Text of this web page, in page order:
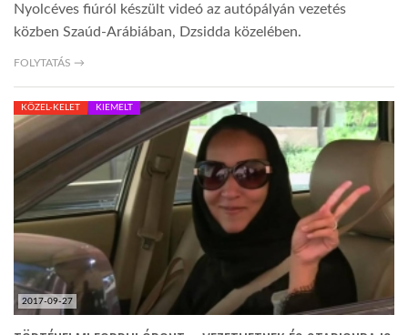
Nyolcéves fiúról készült videó az autópályán vezetés
közben Szaúd-Arábiában, Dzsidda közelében.
FOLYTATÁS →
2017-09-27
KÖZEL-KELET KIEMELT